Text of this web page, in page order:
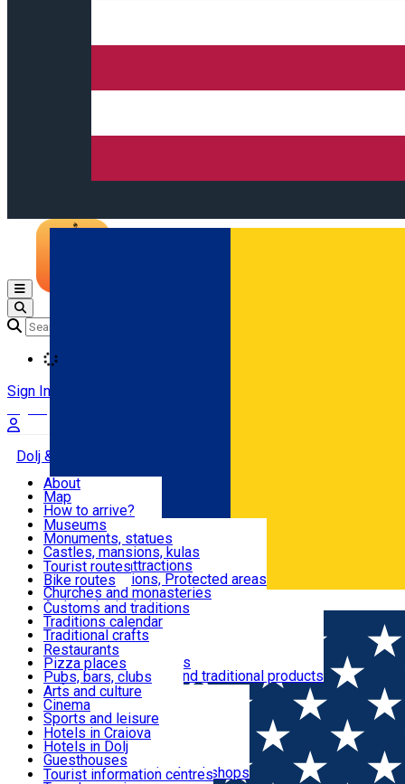
Română
Open main menu
Sign In
Dolj & Craiova
Attractions
Routes
Customs, Traditions
Food & Drinks
Leisure & Fun
Accommodation
Useful
About
Map
How to arrive?
Recommendations
Tourist attractions
News
Museums
Monuments, statues
Castles, mansions, kulas
Architectural attractions
Natural attractions, Protected areas
Churches and monasteries
Archaeological sites
Parks and gardens
Tourist routes
Bike routes
Customs and traditions
Traditions calendar
Traditional crafts
Traditional cuisine
Wineries and vineyards
Local manufacturers and traditional products
Restaurants
Pizza places
Pubs, bars, clubs
Cafes and teahouses
Sweets and ice cream
Fast-food
Arts and culture
Cinema
Sports and leisure
Horse riding
Swimming pools
Zoo
Shopping, souvenirs, bookshops
Hotels in Craiova
Hotels in Dolj
Guesthouses
Villas
Tourist information centres